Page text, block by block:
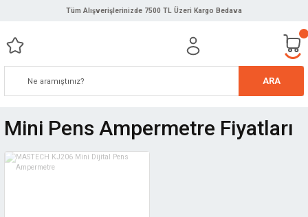
Tüm Alışverişlerinizde 7500 TL Üzeri Kargo Bedava
ARA
Mini Pens Ampermetre Fiyatları